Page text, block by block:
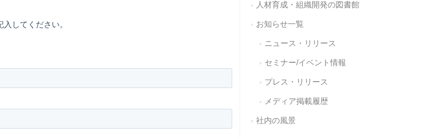
人材育成・組織開発の図書館
お知らせ一覧
ニュース・リリース
セミナー/イベント情報
プレス・リリース
メディア掲載履歴
社内の風景